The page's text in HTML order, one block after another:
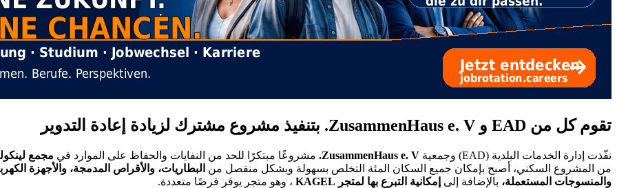
تقوم كل من EAD و ZusammenHaus e. V. بتنفيذ مشروع مشترك لزيادة إعادة التدوير
نفّذت إدارة الخدمات البلدية (EAD) وجمعية ZusammenHaus e. V. مشروعًا مبتكرًا للحد من النفايات والحفاظ على الموارد في مجمع
من المشروع السكني، أصبح بإمكان جميع السكان المئة التخلص بسهولة وبشكل منفصل من البطاريات، والأقراص المدمجة، والأجهزة
والمنسوجات المستعملة، بالإضافة إلى إمكانية التبرع بها لمتجر KAGEL ، وهو متجر يوفر فرصًا متعددة.